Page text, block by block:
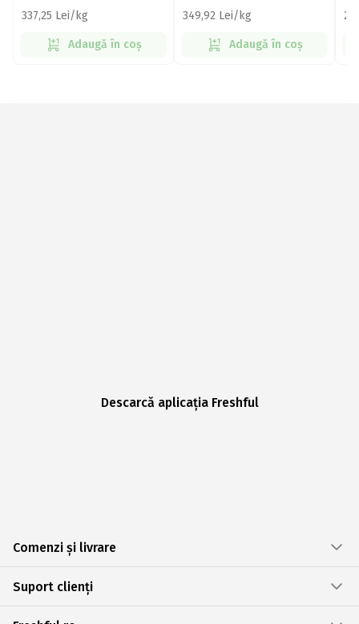
337,25 Lei/kg
Adaugă în coș
349,92 Lei/kg
Adaugă în coș
Descarcă aplicația Freshful
Comenzi și livrare
Suport clienți